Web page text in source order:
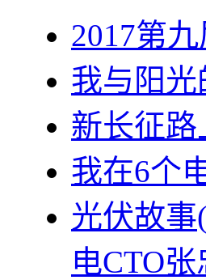
2017第
我与阳光
新长征
我在6个
光伏故事
电CTO张